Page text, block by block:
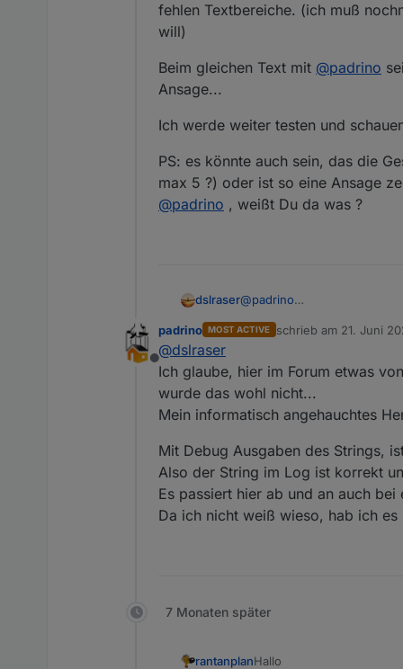
fehlen Textbereiche. (ich muß
will)
Beim gleichen Text mit @padrino
Ansage...
Ich werde weiter testen und
PS: es könnte auch sein, das die
max 5 ?) oder ist so eine Ansage
@padrino , weißt Du da was ?
dslraser@padrino
Ich habe nun doch noch
Beim gleichen Text mit@
Ich werde weiter testen und
oder ist so eine Ansage
@padrino, weißt Du da was
Offline
padrino MOST ACTIVE schrieb am 21. Juni
zuletzt editiert von
@dslraser
Ich glaube, hier im Forum etwas
wurde das wohl nicht...
Mein informatisch angehauchtes
Mit Debug Ausgaben des Strings,
Also der String im Log ist korrekt
Es passiert hier ab und an auch
Da ich nicht weiß wieso, hab ich
7 Monaten später
rantanplanHallo